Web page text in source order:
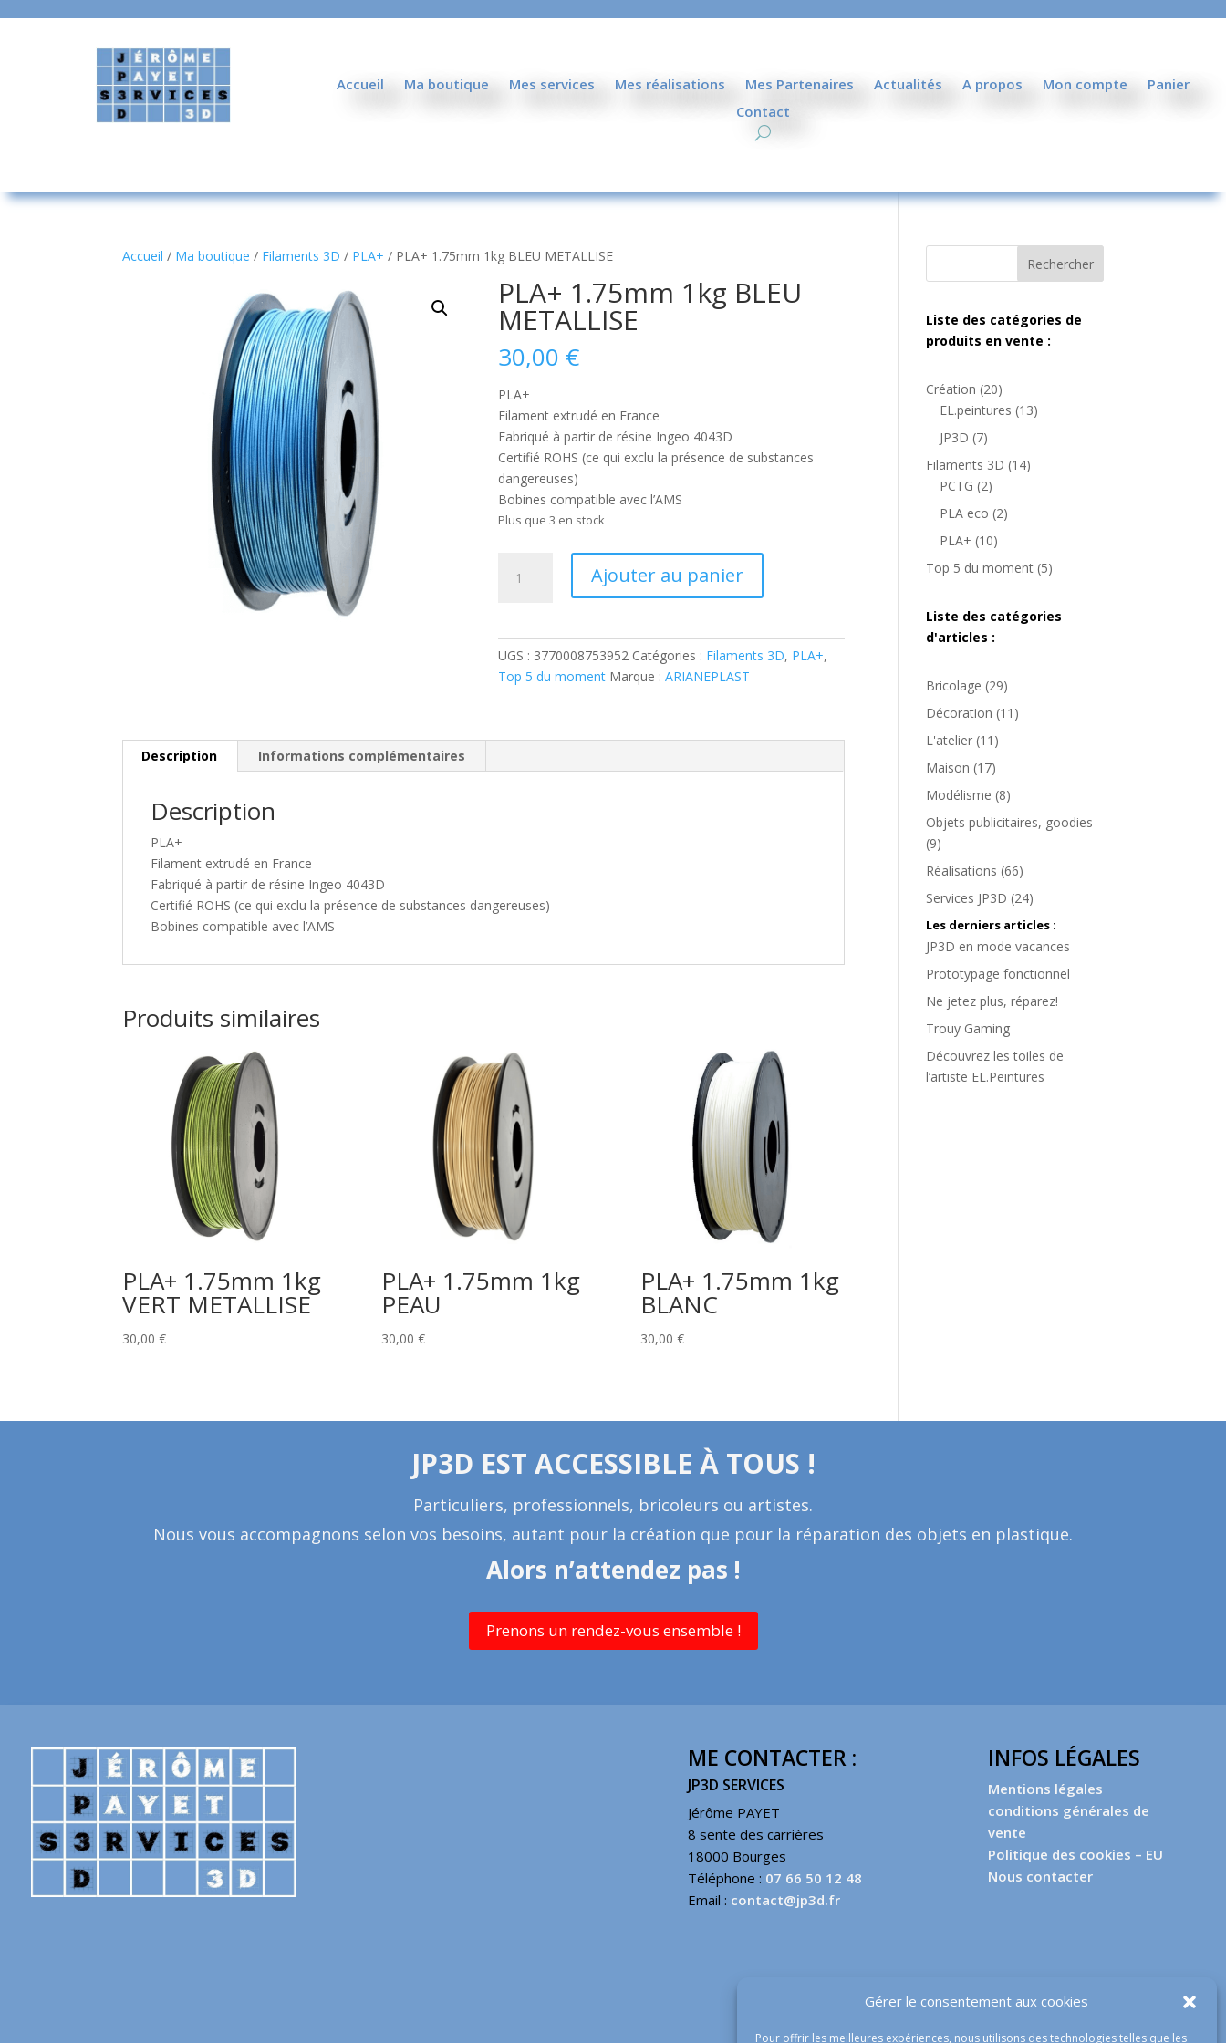
Gérer le consentement aux cookies
Pour offrir les meilleures expériences, nous utilisons des technologies telles que les
Accueil Ma boutique Mes services Mes réalisations Mes Partenaires Actualités A propos Mon compte
Panier
Contact
Accueil / Ma boutique / Filaments 3D / PLA+ / PLA+ 1.75mm 1kg BLEU METALLISE
PLA+ 1.75mm 1kg BLEU
METALLISE
30,00 €
PLA+
Filament extrudé en France
Fabriqué à partir de résine Ingeo 4043D
Certifié ROHS (ce qui exclu la présence de substances
dangereuses)
Bobines compatible avec l’AMS
Plus que 3 en stock
METALLISE
Ajouter au panier
UGS : 3770008753952 Catégories : Filaments 3D, PLA+,
Top 5 du moment Marque :ARIANEPLAST
Description Informations complémentaires
Description
PLA+
Filament extrudé en France
Fabriqué à partir de résine Ingeo 4043D
Certifié ROHS (ce qui exclu la présence de substances dangereuses)
Bobines compatible avec l’AMS
Produits similaires
PLA+ 1.75mm 1kg
VERT METALLISE
30,00€
PLA+ 1.75mm 1kg
PEAU
30,00 €
PLA+ 1.75mm 1kg
BLANC
30,00 €
Rechercher
Liste des catégories de
produits en vente :
Création 2020
produits
EL.peintures 1313
JP3D 77
produits
Filaments 3D 1414
PCTG 22
produits
PLA eco 22
PLA+ 1010
produits
Top 5 du moment 55
Liste des catégories
d'articles :
Bricolage (29)
Décoration (11)
L'atelier (11)
Maison (17)
Modélisme (8)
Objets publicitaires, goodies
(9)
Réalisations (66)
Services JP3D (24)
Les derniers articles :
JP3D en mode vacances
Prototypage fonctionnel
Ne jetez plus, réparez!
Trouy Gaming
Découvrez les toiles de
l’artiste EL.Peintures
JP3D EST ACCESSIBLE À TOUS !
Particuliers, professionnels, bricoleurs ou artistes.
Nous vous accompagnons selon vos besoins, autant pour la création que pour la réparation des objets en plastique.
Alors n’attendez pas !
Prenons un rendez-vous ensemble !
ME CONTACTER :
JP3D SERVICES
Jérôme PAYET
8 sente des carrières
18000 Bourges
Téléphone : 07 66 50 12 48
Email : contact@jp3d.fr
INFOS LÉGALES
Mentions légales
conditions générales de
vente
Politique des cookies – EU
Nous contacter